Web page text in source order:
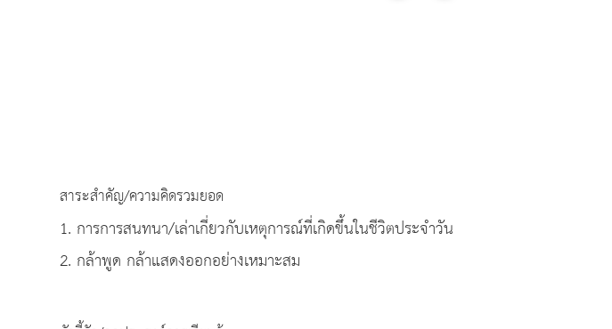
สาระสำคัญ/ความคิดรวมยอด
1. การการสนทนา/เล่าเกี่ยวกับเหตุการณ์ที่เกิดขึ้นในชีวิตประจำวัน
2. กล้าพูด กล้าแสดงออกอย่างเหมาะสม